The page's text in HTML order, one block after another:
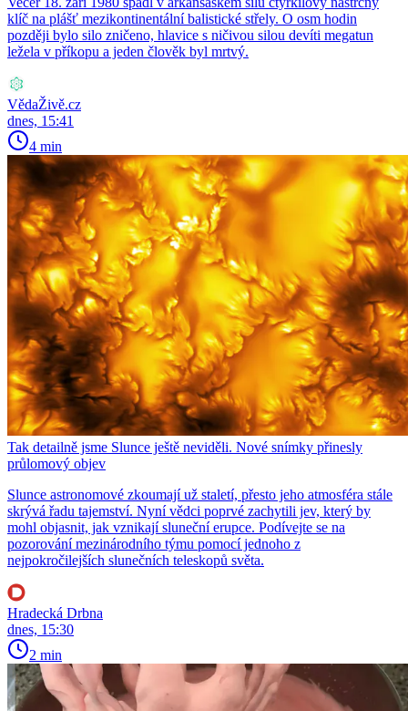
klíč na plášť mezikontinentální balistické střely. O osm hodin
později bylo silo zničeno, hlavice s ničivou silou devíti megatun
ležela v příkopu a jeden člověk byl mrtvý.
VědaŽivě.cz
dnes, 15:41
4 min
Tak detailně jsme Slunce ještě neviděli. Nové snímky přinesly
průlomový objev
Slunce astronomové zkoumají už staletí, přesto jeho atmosféra stále
skrývá řadu tajemství. Nyní vědci poprvé zachytili jev, který by
mohl objasnit, jak vznikají sluneční erupce. Podívejte se na
pozorování mezinárodního týmu pomocí jednoho z
nejpokročilejších slunečních teleskopů světa.
Hradecká Drbna
dnes, 15:30
2 min